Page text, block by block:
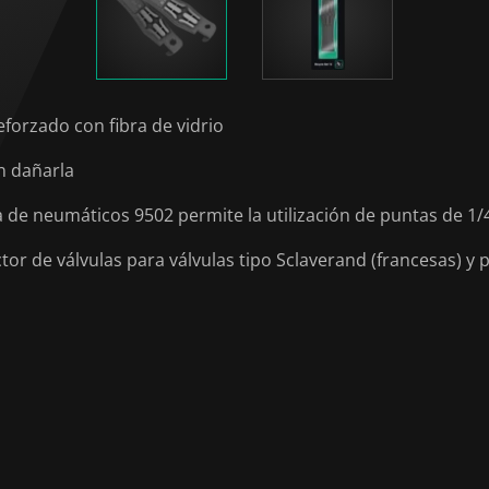
con fibra de vidrio
dañarla
neumáticos 9502 permite la utilización de puntas de 1/
de válvulas para válvulas tipo Sclaverand (francesas)